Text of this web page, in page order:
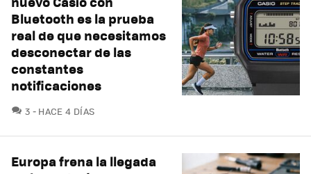
Bluetooth es la prueba
real de que necesitamos
desconectar de las
constantes
notificaciones
3 COMENTARIOS
HACE 4 DÍAS
Europa frena la llegada